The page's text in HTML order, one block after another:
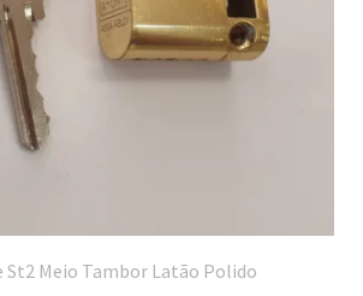
Meio Tambor Latão Polido